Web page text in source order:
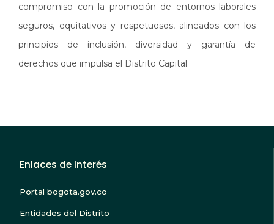
compromiso con la promoción de entornos laborales
seguros, equitativos y respetuosos, alineados con los
principios de inclusión, diversidad y garantía de
derechos que impulsa el Distrito Capital.
Enlaces de Interés
Portal bogota.gov.co
Entidades del Distrito